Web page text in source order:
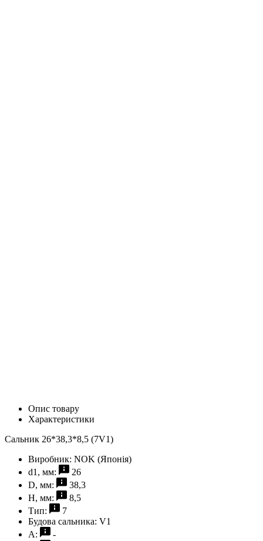
Опис товару
Характеристики
Сальник 26*38,3*8,5 (7V1)
Виробник: NOK (Японія)
d1, мм:
26
D, мм:
38,3
H, мм:
8,5
Тип:
7
Будова сальника: V1
A:
-